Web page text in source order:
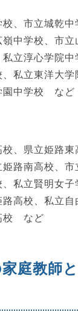
、市立城乾中
中学校、市立
立淳心学院
私立東洋大学
園中学校 など
校、県立姫路
路南高校、市
私立賢明女子
高校、私立自
校 など
庭教師